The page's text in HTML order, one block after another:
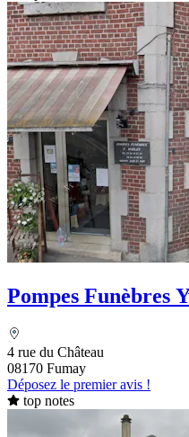
Pompes Funèbres
4 rue du Château
08170 Fumay
Déposez le premier avis !
top notes